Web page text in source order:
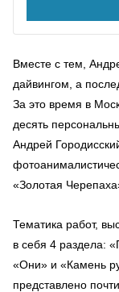
Вместе с тем,
дайвингом, а
За это время в
десять
Андрей
«Золотая
Тематика работ,
в себя 4 раздела:
«Они» и «Камень
представлено